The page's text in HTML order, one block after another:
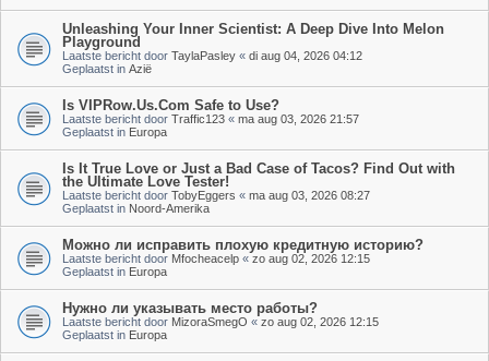
Unleashing Your Inner Scientist: A Deep Dive Into Melon
Playground
Laatste bericht door TaylaPasley « di aug 04, 2026 04:12
Geplaatst in Azië
Is VIPRow.Us.Com Safe to Use?
Laatste bericht door Traffic123 « ma aug 03, 2026 21:57
Geplaatst in Europa
Is It True Love or Just a Bad Case of Tacos? Find Out with
the Ultimate Love Tester!
Laatste bericht door TobyEggers « ma aug 03, 2026 08:27
Geplaatst in Noord-Amerika
Можно ли исправить плохую кредитную историю?
Laatste bericht door Mfocheacelp « zo aug 02, 2026 12:15
Geplaatst in Europa
Нужно ли указывать место работы?
Laatste bericht door MizoraSmegO « zo aug 02, 2026 12:15
Geplaatst in Europa